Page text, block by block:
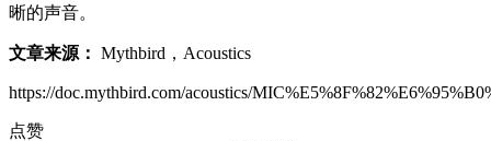
晰的声音。
文章来源： Mythbird，Acoustics
https://doc.mythbird.com/acoustics/
点赞